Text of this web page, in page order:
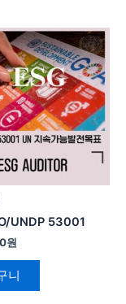
UNDP 53001
원
니